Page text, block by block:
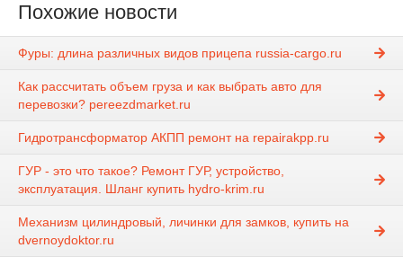
Похожие новости
Фуры: длина различных видов прицепа russia-cargo.ru
Как рассчитать объем груза и как выбрать авто для
перевозки? pereezdmarket.ru
Гидротрансформатор АКПП ремонт на repairakpp.ru
ГУР - это что такое? Ремонт ГУР, устройство,
эксплуатация. Шланг купить hydro-krim.ru
Механизм цилиндровый, личинки для замков, купить на
dvernoydoktor.ru